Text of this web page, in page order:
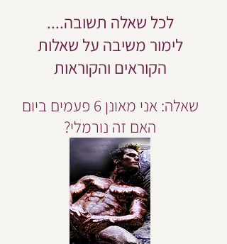
לכל שאלה תשובה....
לימור משיבה על שאלות
הקוראים והקוראות
שאלה: אני מאונן 6 פעמים ביום
האם זה נורמלי?